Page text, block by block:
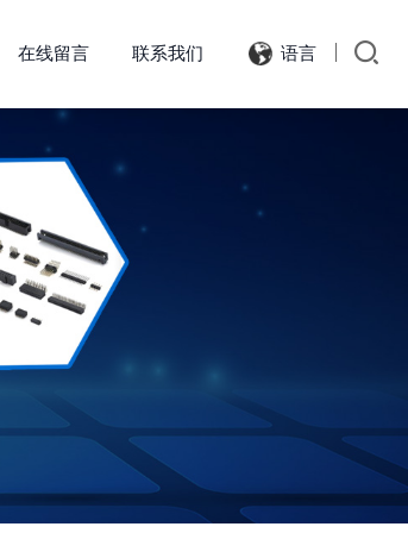
在线留言 联系我们 语言